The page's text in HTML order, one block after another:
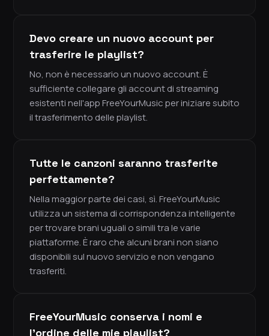
Devo creare un nuovo account per
trasferire le playlist?
No, non è necessario un nuovo account. È
sufficiente collegare gli account di streaming
esistenti nell'app FreeYourMusic per iniziare subito
il trasferimento delle playlist.
Tutte le canzoni saranno trasferite
perfettamente?
Nella maggior parte dei casi, sì. FreeYourMusic
utilizza un sistema di corrispondenza intelligente
per trovare brani uguali o simili tra le varie
piattaforme. È raro che alcuni brani non siano
disponibili sul nuovo servizio e non vengano
trasferiti.
FreeYourMusic conserva i nomi e
l'ordine delle mie playlist?